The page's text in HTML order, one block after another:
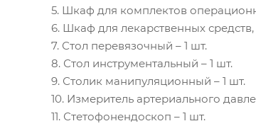
5. Шкаф для комплектов
6. Шкаф для лекарственных средств,
7. Стол перевязочный – 1 шт.
8. Стол инструментальный – 1 шт.
9. Столик манипуляционный – 1 шт.
10. Измеритель артериального
11. Стетофонендоскоп – 1 шт.